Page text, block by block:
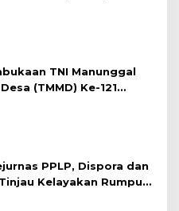
Kamtibmas &
TNI Manunggal
(TMMD) Ke-121
Tahun 2024) ?
PPLP, Dispora dan
Kelayakan Rumput